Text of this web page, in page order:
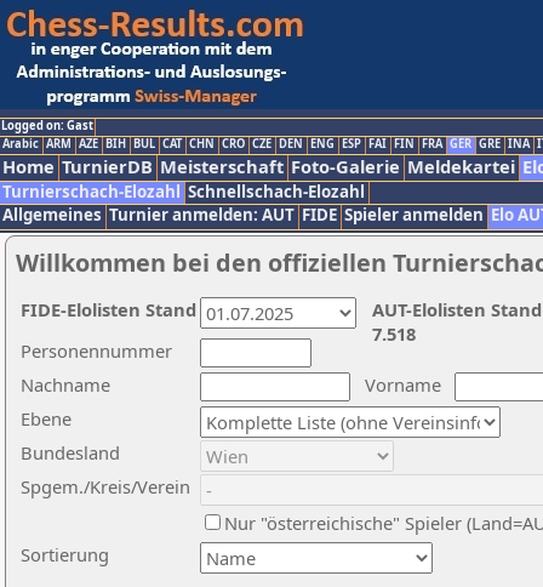
Logged on: Gast
Arabic ARM AZE BIH BUL CAT CHN CRO CZE DEN ENG ESP FAI FIN FRA GER GRE INA
Home TurnierDB Meisterschaft Foto-Galerie Meldekartei
Turnierschach-Elozahl Schnellschach-Elozahl
Allgemeines Turnier anmelden: AUT FIDE Spieler anmelden Elo
Willkommen bei den offiziellen
Nachname
Vorname
Ebene
Sortierung
Personennummer
Bundesland
Spgem./Kreis/Verein
Nur "österreichische" Spieler
AUT-Elolisten
7.518
FIDE-Elolisten Stand